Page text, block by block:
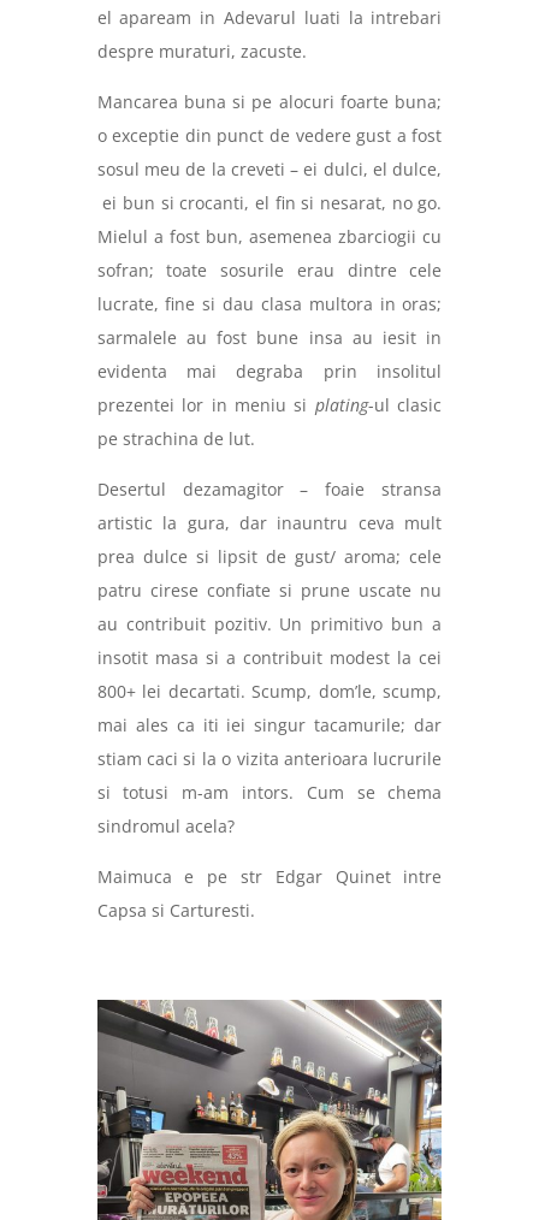
el apaream in Adevarul luati la intrebari
despre muraturi, zacuste.
Mancarea buna si pe alocuri foarte buna;
o exceptie din punct de vedere gust a fost
sosul meu de la creveti – ei dulci, el dulce,
ei bun si crocanti, el fin si nesarat, no go.
Mielul a fost bun, asemenea zbarciogii cu
sofran; toate sosurile erau dintre cele
lucrate, fine si dau clasa multora in oras;
sarmalele au fost bune insa au iesit in
evidenta mai degraba prin insolitul
prezentei lor in meniu si plating-ul clasic
pe strachina de lut.
Desertul dezamagitor – foaie stransa
artistic la gura, dar inauntru ceva mult
prea dulce si lipsit de gust/ aroma; cele
patru cirese confiate si prune uscate nu
au contribuit pozitiv. Un primitivo bun a
insotit masa si a contribuit modest la cei
800+ lei decartati. Scump, dom’le, scump,
mai ales ca iti iei singur tacamurile; dar
stiam caci si la o vizita anterioara lucrurile
sitotusi m-am intors. Cum se chema
sindromul acela?
Maimuca e pe str Edgar Quinet intre
Capsa si Carturesti.